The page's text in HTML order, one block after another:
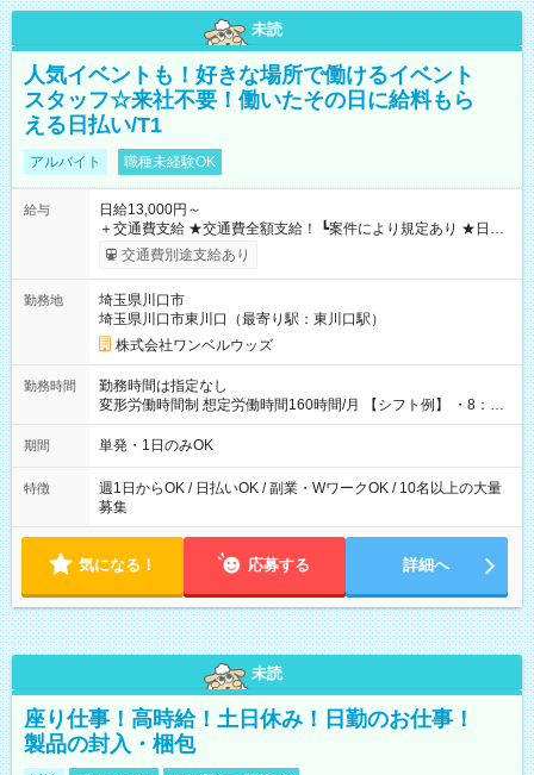
未読
人気イベントも！好きな場所で働けるイベント
スタッフ☆来社不要！働いたその日に給料もら
える日払い/T1
アルバイト 職種未経験OK
給与
日給13,000円～
＋交通費支給 ★交通費全額支給！ ┗案件により規定あり ★日払
いOK！（規定あり） ┗働いたその日に現金GET♪ お仕事後はコ
ンビニATMから 日払い分を引き落とせます！ 【試用期間】試
交通費別途支給あり
勤務地
埼玉県川口市
埼玉県川口市東川口（最寄り駅：東川口駅）
株式会社ワンベルウッズ
勤務時間
勤務時間は指定なし
変形労働時間制 想定労働時間160時間/月 【シフト例】 ・8：00
～21：00
期間 単発・1日のみOK
特徴
週1日からOK / 日払いOK / 副業・WワークOK / 10名以上の大量
募集
気になる！ 応募する 詳細へ
未読
座り仕事！高時給！土日休み！日勤のお仕事！
製品の封入・梱包